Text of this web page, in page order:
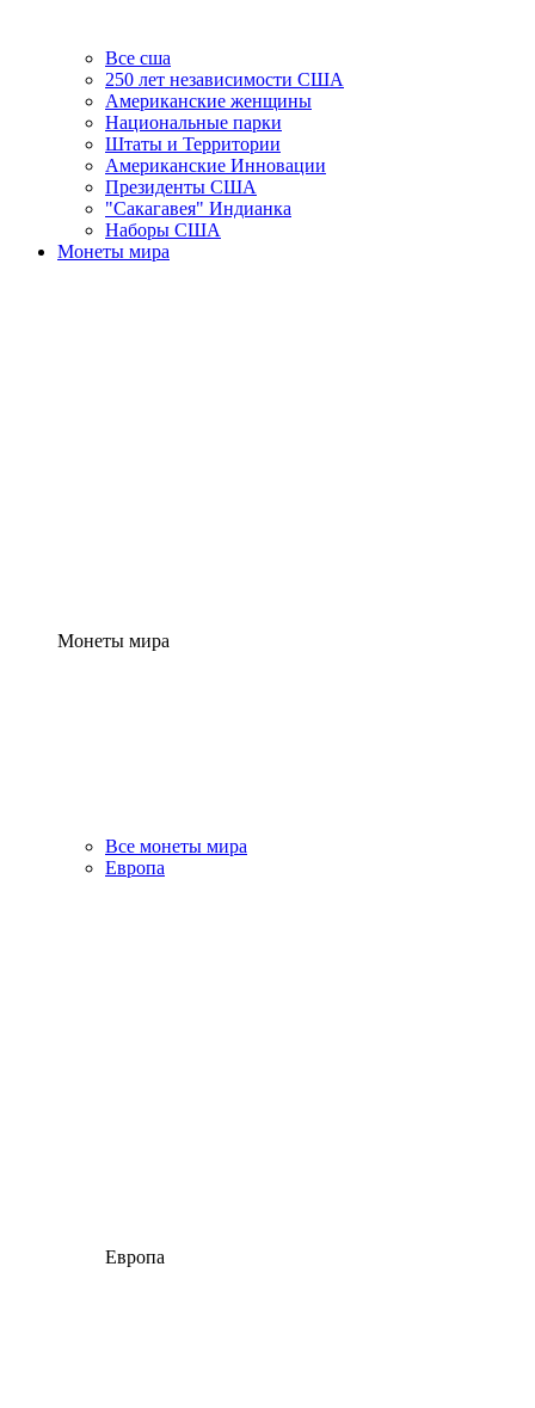
Все сша
250 лет независимости США
Американские женщины
Национальные парки
Штаты и Территории
Американские Инновации
Президенты США
"Сакагавея" Индианка
Наборы США
Монеты мира
Монеты мира
Все монеты мира
Европа
Европа